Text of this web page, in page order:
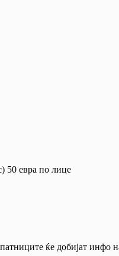
50 евра по лице
ќе добијат инфо